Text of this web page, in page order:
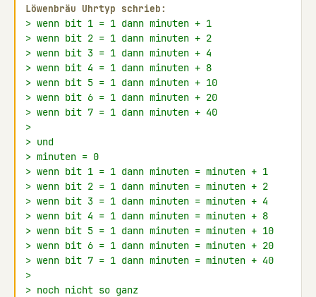
Löwenbräu Uhrtyp schrieb:
> wenn bit 1 = 1 dann minuten + 1
> wenn bit 2 = 1 dann minuten + 2
> wenn bit 3 = 1 dann minuten + 4
> wenn bit 4 = 1 dann minuten + 8
> wenn bit 5 = 1 dann minuten + 10
> wenn bit 6 = 1 dann minuten + 20
> wenn bit 7 = 1 dann minuten + 40
>
> und
> minuten = 0
> wenn bit 1 = 1 dann minuten = minuten + 1
> wenn bit 2 = 1 dann minuten = minuten + 2
> wenn bit 3 = 1 dann minuten = minuten + 4
> wenn bit 4 = 1 dann minuten = minuten + 8
> wenn bit 5 = 1 dann minuten = minuten + 10
> wenn bit 6 = 1 dann minuten = minuten + 20
> wenn bit 7 = 1 dann minuten = minuten + 40
>
> noch nicht so ganz